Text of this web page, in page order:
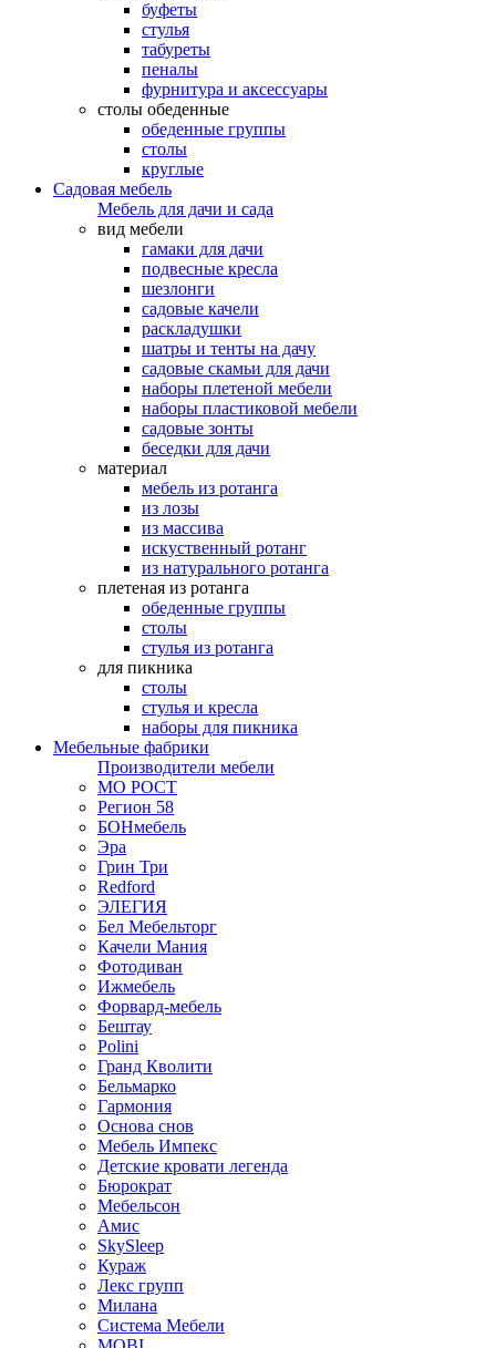
буфеты
стулья
табуреты
пеналы
фурнитура и аксессуары
столы обеденные
обеденные группы
столы
круглые
Садовая мебель
Мебель для дачи и сада
вид мебели
гамаки для дачи
подвесные кресла
шезлонги
садовые качели
раскладушки
шатры и тенты на дачу
садовые скамьи для дачи
наборы плетеной мебели
наборы пластиковой мебели
садовые зонты
беседки для дачи
материал
мебель из ротанга
из лозы
из массива
искуственный ротанг
из натурального ротанга
плетеная из ротанга
обеденные группы
столы
стулья из ротанга
для пикника
столы
стулья и кресла
наборы для пикника
Мебельные фабрики
Производители мебели
МО РОСТ
Регион 58
БОНмебель
Эра
Грин Три
Redford
ЭЛЕГИЯ
Бел Мебельторг
Качели Мания
Фотодиван
Ижмебель
Форвард-мебель
Бештау
Polini
Гранд Кволити
Бельмарко
Гармония
Основа снов
Мебель Импекс
Детские кровати легенда
Бюрократ
Мебельсон
Амис
SkySleep
Кураж
Лекс групп
Милана
Система Мебели